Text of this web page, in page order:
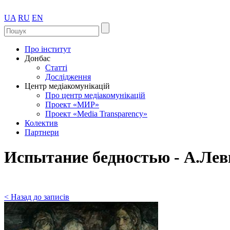
UA RU EN
Про інститут
Донбас
Статті
Дослідження
Центр медіакомунікацій
Про центр медіакомунікацій
Проект «МИР»
Проект «Media Transparency»
Колектив
Партнери
Испытание бедностью -
< Назад до записів